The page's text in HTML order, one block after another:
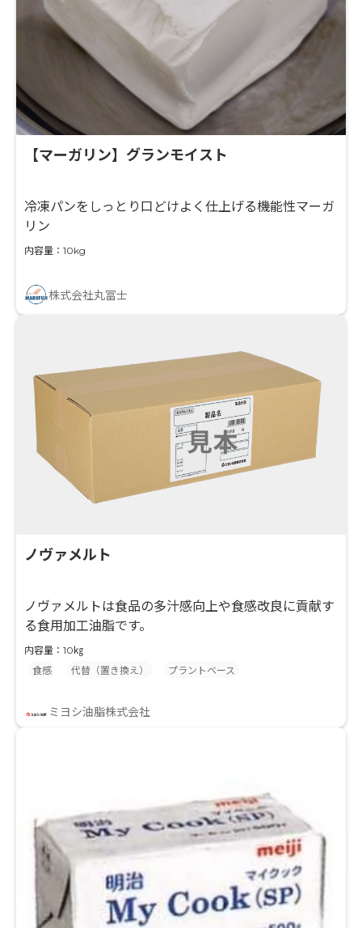
【マーガリン】グランモイスト
冷凍パンをしっとり口どけよく仕上げる機能性マーガ
リン
内容量：10kg
株式会社丸冨士
ノヴァメルト
ノヴァメルトは食品の多汁感向上や食感改良に貢献す
る食用加工油脂です。
内容量：10㎏
食感
代替（置き換え） プラントベース
ミヨシ油脂株式会社